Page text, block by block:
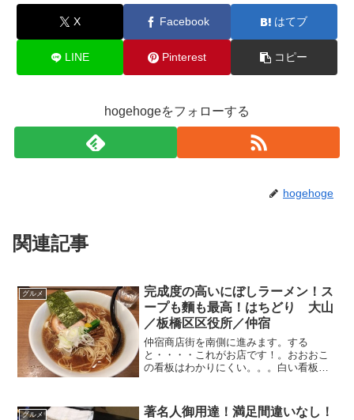
X Facebook はてブ
LINE Pinterest コピー
hogehogeをフォローする
hogehoge
関連記事
グルメ
完成度の高いにぼしラーメン！ス
ープも麵も最高！はちどり 大山
／板橋区区役所／仲宿
仲宿商店街を南側に進みます。する
と・・・・これがお店です！。おおおこ
の看板はわかりにくい。。。白い看板が
グルメ
著名人御用達！満足間違いなし！